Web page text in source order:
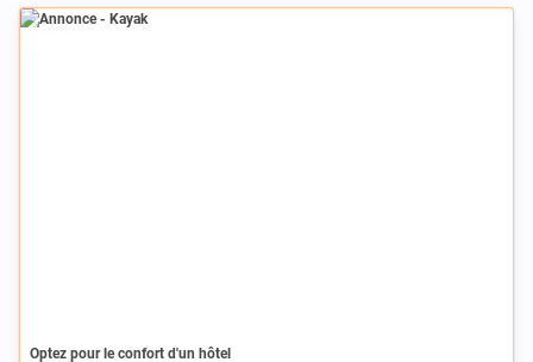
Annonce
Optez pour le confort d'un hôtel